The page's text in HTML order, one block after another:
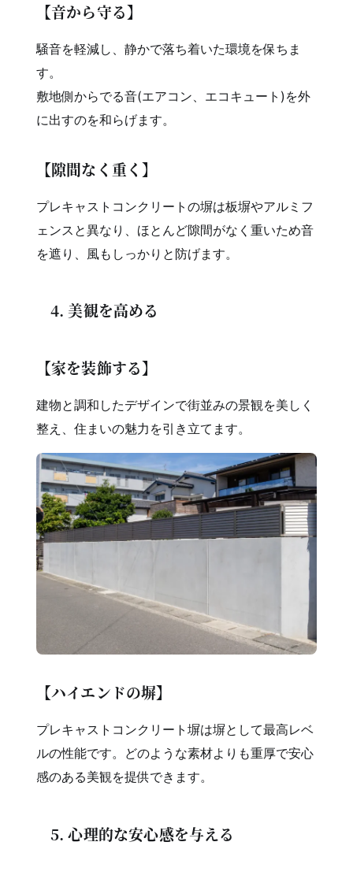
【音から守る】
騒音を軽減し、静かで落ち着いた環境を保ちま
す。
敷地側からでる音(エアコン、エコキュート)を外
に出すのを和らげます。
【隙間なく重く】
プレキャストコンクリートの塀は板塀やアルミフ
ェンスと異なり、ほとんど隙間がなく重いため音
を遮り、風もしっかりと防げます。
4. 美観を高める
【家を装飾する】
建物と調和したデザインで街並みの景観を美しく
整え、住まいの魅力を引き立てます。
【ハイエンドの塀】
プレキャストコンクリート塀は塀として最高レベ
ルの性能です。どのような素材よりも重厚で安心
感のある美観を提供できます。
5. 心理的な安心感を与える